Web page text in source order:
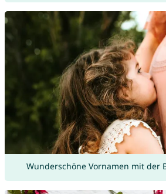
Wunderschöne Vornamen mit der